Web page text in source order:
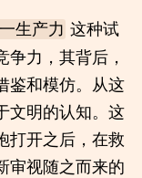
生产力 这种试
力，其背后，
鉴和模仿。从这
文明的认知。这
打开之后，在救
审视随之而来的